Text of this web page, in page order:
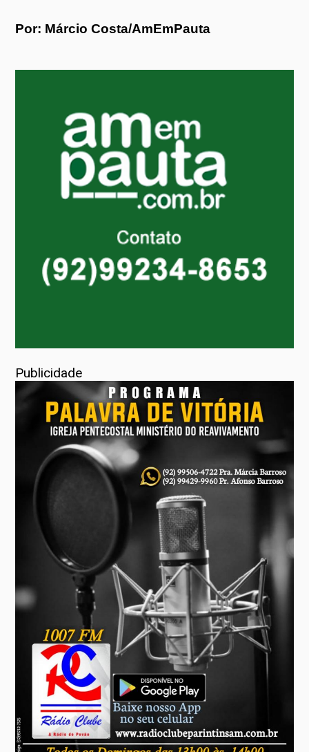
Por: Márcio Costa/AmEmPauta
Publicidade